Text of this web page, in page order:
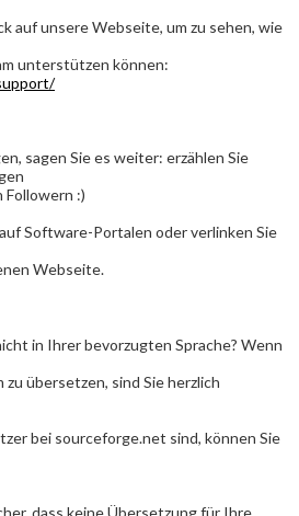
auf unsere Webseite, um zu sehen, wie
unterstützen können:
sagen Sie es weiter: erzählen Sie
:)
Software-Portalen oder verlinken Sie
Webseite.
in Ihrer bevorzugten Sprache? Wenn
zu übersetzen, sind Sie herzlich
bei sourceforge.net sind, können Sie
dass keine Übersetzung für Ihre